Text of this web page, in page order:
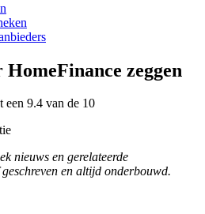
zeggen
een 9.4 van de 10
nieuws en gerelateerde
en altijd onderbouwd.